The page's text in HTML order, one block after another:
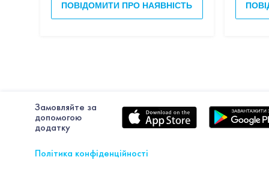
ПОВІДОМИТИ ПРО НАЯВНІСТЬ
Замовляйте за
допомогою
додатку
Політика конфіденційності